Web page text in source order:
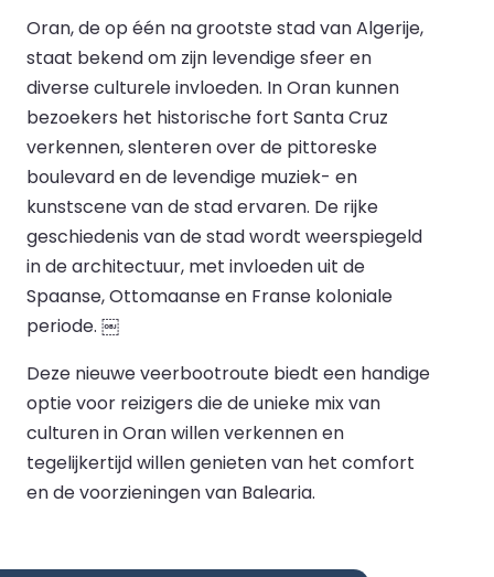
Oran, de op één na grootste stad van Algerije,
staat bekend om zijn levendige sfeer en
diverse culturele invloeden. In Oran kunnen
bezoekers het historische fort Santa Cruz
verkennen, slenteren over de pittoreske
boulevard en de levendige muziek- en
kunstscene van de stad ervaren. De rijke
geschiedenis van de stad wordt weerspiegeld
in de architectuur, met invloeden uit de
Spaanse, Ottomaanse en Franse koloniale
periode. ￼
Deze nieuwe veerbootroute biedt een handige
optie voor reizigers die de unieke mix van
culturen in Oran willen verkennen en
tegelijkertijd willen genieten van het comfort
en de voorzieningen van Balearia.